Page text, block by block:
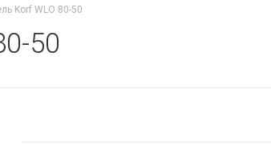
Korf WLO 80-50
50